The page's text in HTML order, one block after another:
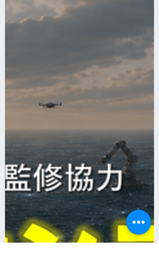
2026年6月11日（木）、麗澤中学・高等
学校4年生の探究の授業で、生徒の皆さん
取り組みました。 世界各地、120カ国以
上の政府・国連・NGOが発信する生の情
報＝一次情報のデータベースから、生徒
の皆さんの興味関心にヒットする情報へ
の出会いを弊社メンバーがサポートしま
した。 本授業を通して、生徒の皆さんは
かれる記事を読むことで、新たな視点が
広がる言葉や切り口に出会うことができ
ました。今後も、全国の高等学校での授
業づくりに活用いただきやすい製品づく
りを進めて参ります。 ■RuleWatcher edu.
について RuleWatcher edu.の画面を見な
がら探索する生徒（写真は麗澤中学・高
等学校より借用しています） レクチャー
風景（写真は麗澤中学・高等学校より借
用しています）